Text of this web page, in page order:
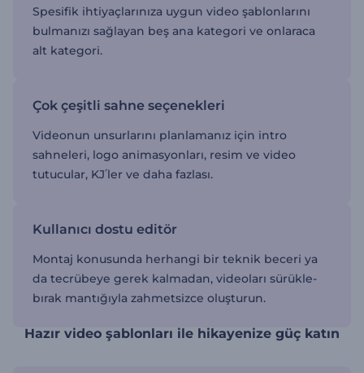
Spesifik ihtiyaçlarınıza uygun video şablonlarını
bulmanızı sağlayan beş ana kategori ve onlaraca
alt kategori.
Çok çeşitli sahne seçenekleri
Videonun unsurlarını planlamanız için intro
sahneleri, logo animasyonları, resim ve video
tutucular, KJ՛ler ve daha fazlası.
Kullanıcı dostu editör
Montaj konusunda herhangi bir teknik beceri ya
da tecrübeye gerek kalmadan, videoları sürükle-
bırak mantığıyla zahmetsizce oluşturun.
Hazır video şablonları ile hikayenize güç katın